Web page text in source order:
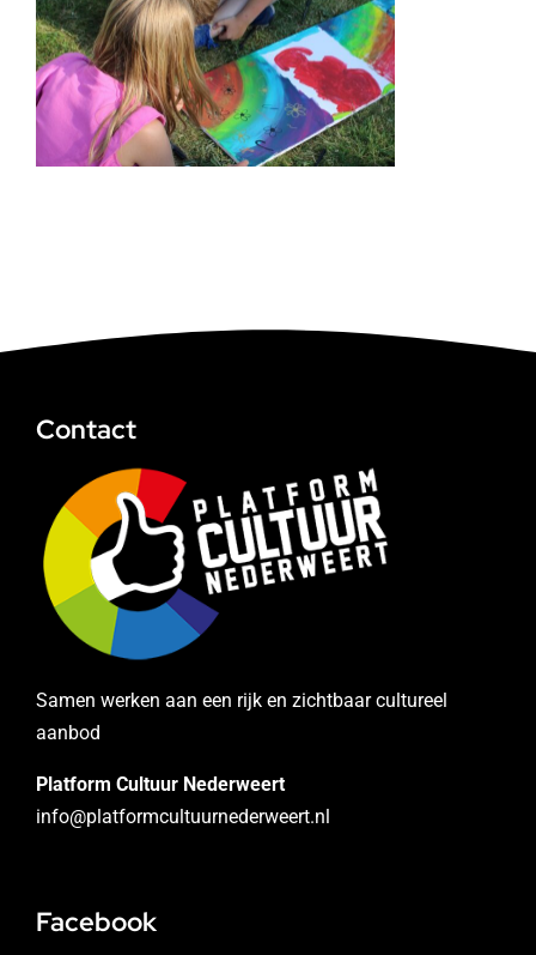
Contact
Samen werken aan een rijk en zichtbaar cultureel
aanbod
Platform Cultuur Nederweert
info@platformcultuurnederweert.nl
Facebook